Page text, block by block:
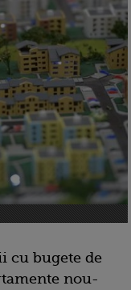
cu bugete de
nou-